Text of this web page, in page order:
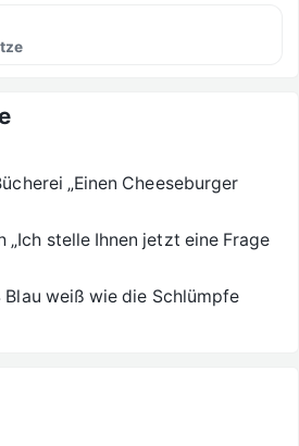
„Einen Cheeseburger
„Ich stelle Ihnen jetzt eine Frage
weiß wie die Schlümpfe